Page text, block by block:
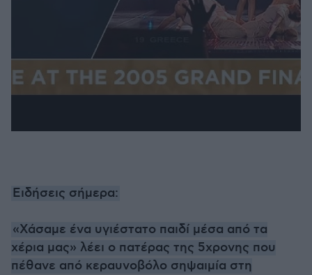
Ειδήσεις σήμερα:
«Χάσαμε ένα υγιέστατο παιδί μέσα από τα
χέρια μας» λέει ο πατέρας της 5χρονης που
πέθανε από κεραυνοβόλο σηψαιμία στη